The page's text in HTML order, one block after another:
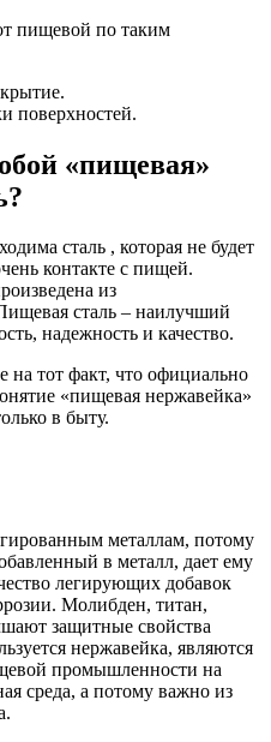
пищевой по таким
поверхностей.
«пищевая»
сталь , которая не будет
контакте с пищей.
из
сталь – наилучший
надежность и качество.
на тот факт, что официально
«пищевая нержавейка»
в быту.
металлам, потому
в металл, дает ему
легирующих добавок
Молибден, титан,
защитные свойства
нержавейка, являются
промышленности на
среда, а потому важно из